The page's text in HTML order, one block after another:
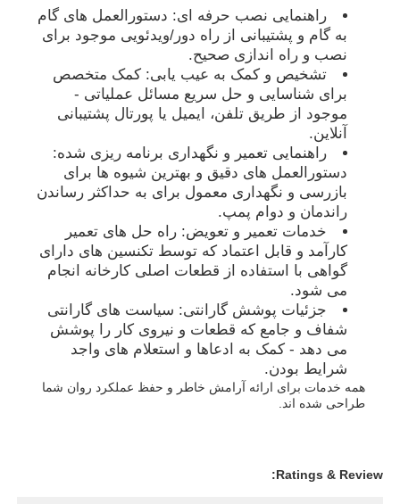
راهنمایی نصب حرفه ای: دستورالعمل های گام
به گام و پشتیبانی از راه دور/ویدئویی موجود برای
نصب و راه اندازی صحیح.
تشخیص و کمک به عیب یابی: کمک متخصص
برای شناسایی و حل سریع مسائل عملیاتی -
موجود از طریق تلفن، ایمیل یا پورتال پشتیبانی
آنلاین.
راهنمایی تعمیر و نگهداری برنامه ریزی شده:
دستورالعمل های دقیق و بهترین شیوه ها برای
بازرسی و نگهداری معمول برای به حداکثر رساندن
راندمان و دوام پمپ.
خدمات تعمیر و تعویض: راه حل های تعمیر
کارآمد و قابل اعتماد که توسط تکنسین های دارای
گواهی با استفاده از قطعات اصلی کارخانه انجام
می شود.
جزئیات پوشش گارانتی: سیاست های گارانتی
شفاف و جامع که قطعات و نیروی کار را پوشش
می دهد - کمک به ادعاها و استعلام های واجد
شرایط بودن.
همه خدمات برای ارائه آرامش خاطر و حفظ عملکرد روان شما
طراحی شده اند.
Ratings & Review: